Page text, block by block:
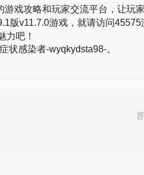
戏攻略和玩家交流平台，让玩
版v11.7.0游戏，就请访问
力吧！
状感染者-wyqkydsta98-。